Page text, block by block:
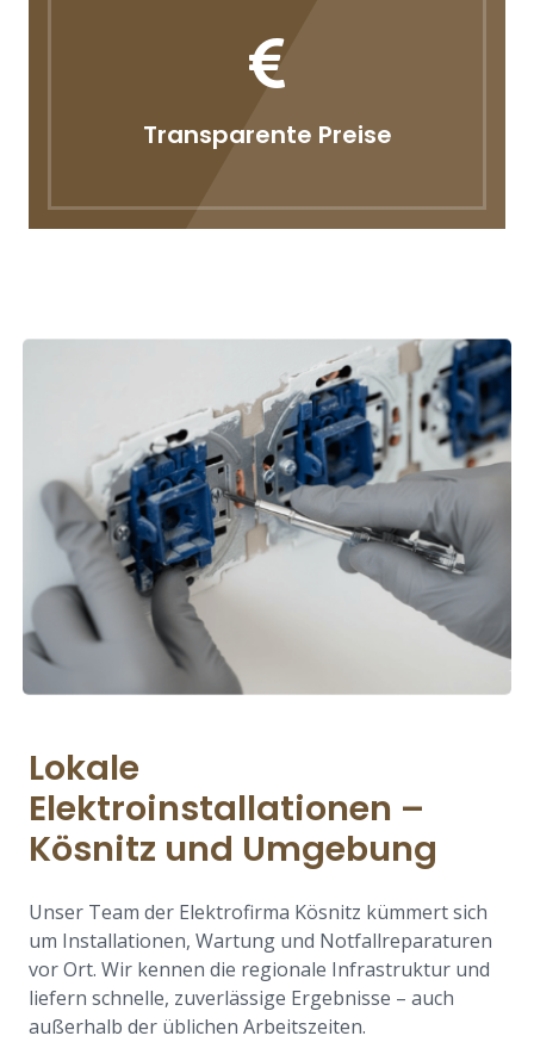
Transparente Preise
Lokale
Elektroinstallationen –
Kösnitz und Umgebung
Unser Team der Elektrofirma Kösnitz kümmert sich
um Installationen, Wartung und Notfallreparaturen
vor Ort. Wir kennen die regionale Infrastruktur und
liefern schnelle, zuverlässige Ergebnisse – auch
außerhalb der üblichen Arbeitszeiten.